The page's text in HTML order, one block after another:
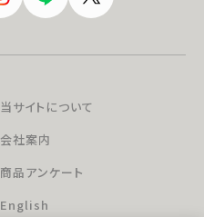
当サイトについて
会社案内
商品アンケート
English